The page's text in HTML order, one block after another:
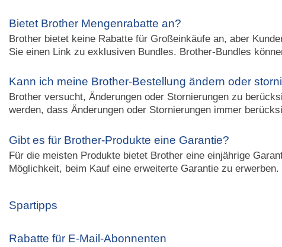
Bietet Brother Mengenrabatte an?
Brother bietet keine Rabatte für Großeinkäufe an, aber
Sie einen Link zu exklusiven Bundles. Brother-Bundles
Kann ich meine Brother-Bestellung ändern oder
Brother versucht, Änderungen oder Stornierungen zu
werden, dass Änderungen oder Stornierungen immer
Gibt es für Brother-Produkte eine Garantie?
Für die meisten Produkte bietet Brother eine einjährige
Möglichkeit, beim Kauf eine erweiterte Garantie zu erwerben.
Spartipps
Rabatte für E-Mail-Abonnenten